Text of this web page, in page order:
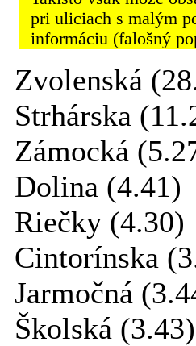
pri uliciach s malým
informáciu (falošný
Zvolenská
Strhárska
Zámocká
Dolina (4.41)
Riečky (4.30)
Cintorínska
Jarmočná
Školská (3.43)